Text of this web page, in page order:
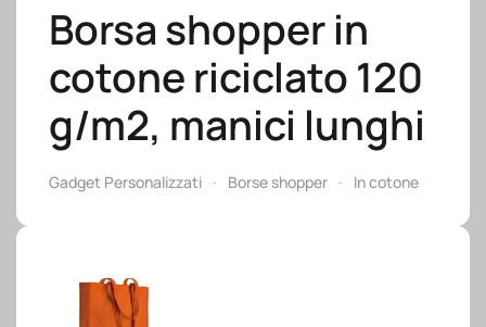
Borsa shopper in
cotone riciclato 120
g/m2, manici lunghi
Gadget Personalizzati Borse shopper In cotone